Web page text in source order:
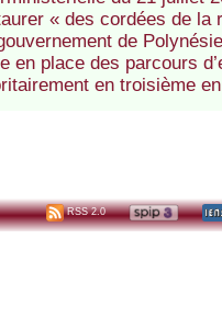
« des cordées de la
de
en place des parcours
en troisième
RSS 2.0